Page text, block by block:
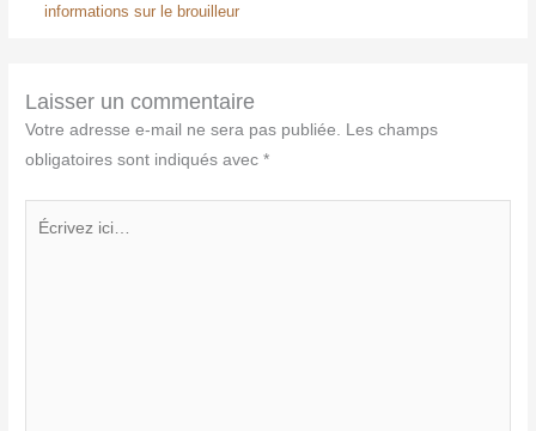
informations sur le brouilleur
Laisser un commentaire
Votre adresse e-mail ne sera pas publiée. Les champs
obligatoires sont indiqués avec*